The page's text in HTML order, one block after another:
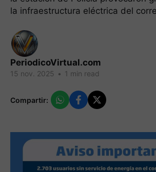
la infraestructura eléctrica del
PeriodicoVirtual.com
15 nov. 2025 • 1 min read
Compartir: